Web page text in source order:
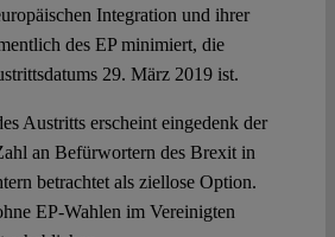
Integration und ihrer
des EP minimiert, die
29. März 2019 ist.
Austritts erscheint eingedenk der
an Befürwortern des Brexit in
betrachtet als ziellose Option.
EP-Wahlen im Vereinigten